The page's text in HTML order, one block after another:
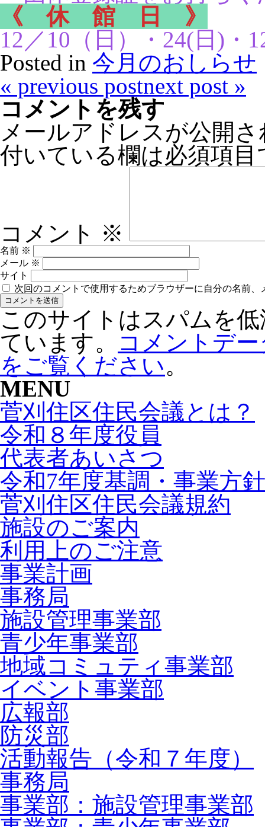
《 休 館 日 》
12／10（日）・24(日)・
Posted in 今月のおしらせ
« previous postnext post »
コメントを残す
メールアドレスが公開
付いている欄は必須項目
コメント ※
名前 ※
メール ※
サイト
次回のコメントで使用するためブラウザーに自分の名前
このサイトはスパムを
ています。
コメントデ
をご覧ください。
MENU
菅刈住区住民会議とは？
令和８年度役員
代表者あいさつ
令和7年度基調・事業方針
菅刈住区住民会議規約
施設のご案内
利用上のご注意
事業計画
事務局
施設管理事業部
青少年事業部
地域コミュティ事業部
イベント事業部
広報部
防災部
活動報告（令和７年度）
事務局
事業部：施設管理事業部